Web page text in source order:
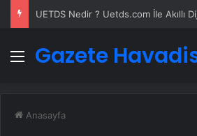
Menü
Gazete
Anasayfa